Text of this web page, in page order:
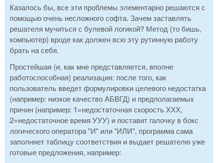
Казалось бы, все эти проблемы элементарно решаются с
помощью очень несложного софта. Зачем заставлять
решателя мучиться с булевой логикой? Метод (то бишь,
компьютер) вроде как должен всю эту рутинную работу
брать на себя.
Простейшая (и, как мне представляется, вполне
работоспособная) реализация: после того, как
пользователь введет формулировки целевого недостатка
(например: низкое качество АБВГД) и предполагаемых
причин (например: 1=недостаточная скорость ХХХ,
2=недостаточное время УУУ) и поставит галочку в бокс
логического оператора "И" или "ИЛИ", программа сама
заполняет таблицу соответствия и выдает решателю уже
готовые предложения, например: